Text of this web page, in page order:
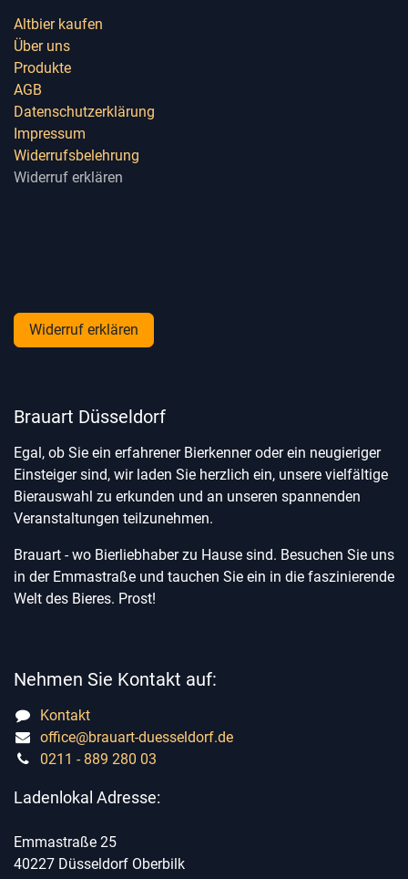
Altbier kaufen
Über uns
Produkte
AGB
Datenschutzerklärung
Impressum
Widerrufsbelehrung
Widerruf erklären
Widerruf erklären
Brauart Düsseldorf
Egal, ob Sie ein erfahrener Bierkenner oder ein neugieriger
Einsteiger sind, wir laden Sie herzlich ein, unsere vielfältige
Bierauswahl zu erkunden und an unseren spannenden
Veranstaltungen teilzunehmen.
Brauart - wo Bierliebhaber zu Hause sind. Besuchen Sie uns
in der Emmastraße und tauchen Sie ein in die faszinierende
Welt des Bieres. Prost!
Nehmen Sie Kontakt auf:
Kontakt
office@brauart-duesseldorf.de
0211 - 889 280 03
Ladenlokal Adresse:
Emmastraße 25
40227 Düsseldorf Oberbilk